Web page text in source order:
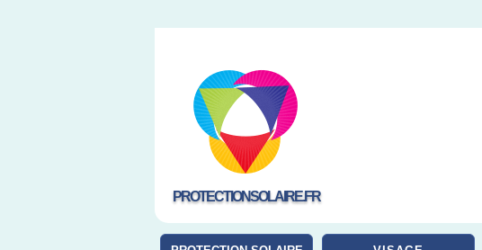
PROTECTIONSOLAIRE.FR